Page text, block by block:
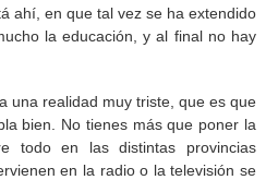
ahí, en que tal vez se ha extendido
la educación, y al final no hay
una realidad muy triste, que es que
bien. No tienes más que poner la
todo en las distintas provincias
en la radio o la televisión se